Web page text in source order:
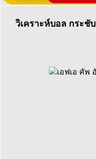
วิเคราะห์บอล กระชั